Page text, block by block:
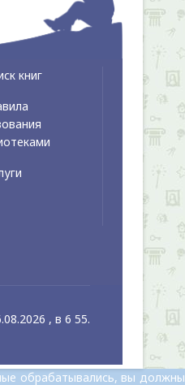
книг
, в 6 55.
обрабатывались, вы должны